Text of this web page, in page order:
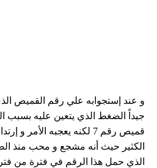
و عند إستجوابه علي رقم القميص
جيداً الضغط الذي يتعين عليه بسبب
قميص رقم 7 لكنه يعجبه
الكثير حيث أنه مشجع و محب منذ
الذي حمل هذا الرقم في فترة من